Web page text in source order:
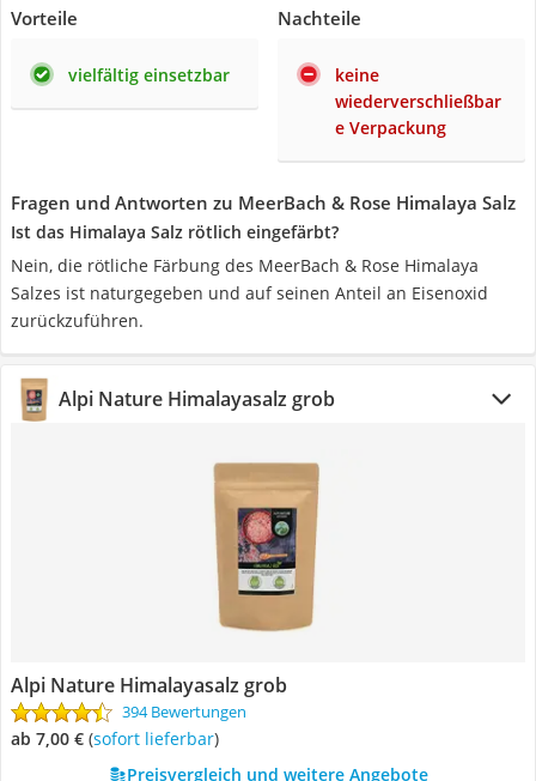
Vorteile
vielfältig einsetzbar
Nachteile
keine
wiederverschließbar
e Verpackung
Fragen und Antworten zu MeerBach & Rose Himalaya Salz
Ist das Himalaya Salz rötlich eingefärbt?
Nein, die rötliche Färbung des MeerBach & Rose Himalaya
Salzes ist naturgegeben und auf seinen Anteil an Eisenoxid
zurückzuführen.
Alpi Nature Himalayasalz grob
Alpi Nature Himalayasalz grob
394 Bewertungen
ab 7,00 € ( Sofort lieferbar)
Preisvergleich und weitere Angebote